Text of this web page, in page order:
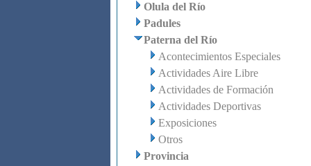
Olula del Río
Padules
Paterna del Río
Acontecimientos Especiales
Actividades Aire Libre
Actividades de Formación
Actividades Deportivas
Exposiciones
Otros
Provincia